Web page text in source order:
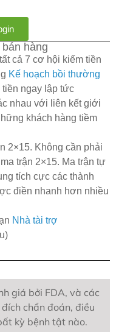
hàng
cả 7 cơ hội kiếm tiền
Kế hoạch bồi thường
tiền ngay lập tức
nhau với liên kết giới
khách hàng tiềm
2×15. Không cần phải
trận 2×15. Ma trận tự
tích cực các thành
điền nhanh hơn nhiều
Nhà tài trợ
giá bởi FDA, và các
chẩn đoán, điều
kỳ bệnh tật nào.